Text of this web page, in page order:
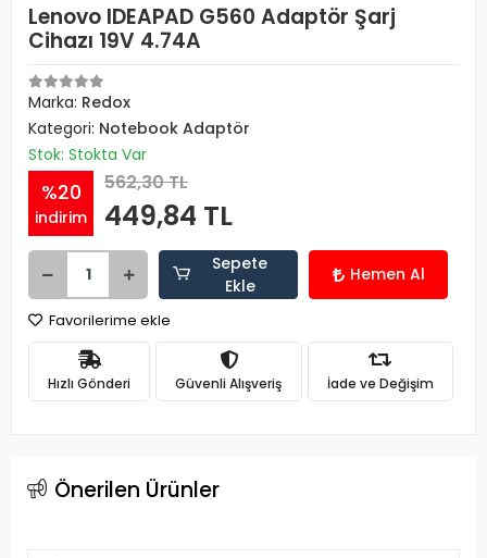
Lenovo IDEAPAD G560 Adaptör Şarj
Cihazı 19V 4.74A
Marka: Redox
Kategori: Notebook Adaptör
Stok: Stokta Var
%20
indirim
562,30 TL
449,84 TL
Sepete
Ekle
Hemen Al
Favorilerime ekle
Hızlı Gönderi Güvenli Alışveriş İade ve Değişim
Önerilen Ürünler